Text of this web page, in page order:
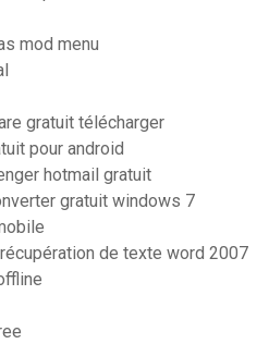
mod menu
gratuit télécharger
pour android
hotmail gratuit
gratuit windows 7
de texte word 2007